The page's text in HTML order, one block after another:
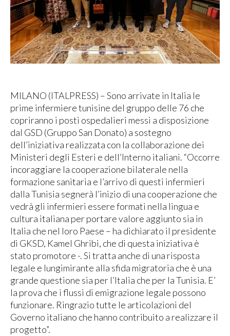
MILANO (ITALPRESS) – Sono arrivate in Italia le
prime infermiere tunisine del gruppo delle 76 che
copriranno i posti ospedalieri messi a disposizione
dal GSD (Gruppo San Donato) a sostegno
dell’iniziativa realizzata con la collaborazione dei
Ministeri degli Esteri e dell’Interno italiani. “Occorre
incoraggiare la cooperazione bilaterale nella
formazione sanitaria e l’arrivo di questi infermieri
dalla Tunisia segnerà l’inizio di una cooperazione che
vedrà gli infermieri essere formati nella lingua e
cultura italiana per portare valore aggiunto sia in
Italia che nel loro Paese – ha dichiarato il presidente
di GKSD, Kamel Ghribi, che di questa iniziativa è
stato promotore -. Si tratta anche di una risposta
legale e lungimirante alla sfida migratoria che è una
grande questione sia per l’Italia che per la Tunisia. E’
la prova che i flussi di emigrazione legale possono
funzionare. Ringrazio tutte le articolazioni del
Governo italiano che hanno contribuito a realizzare il
progetto”.